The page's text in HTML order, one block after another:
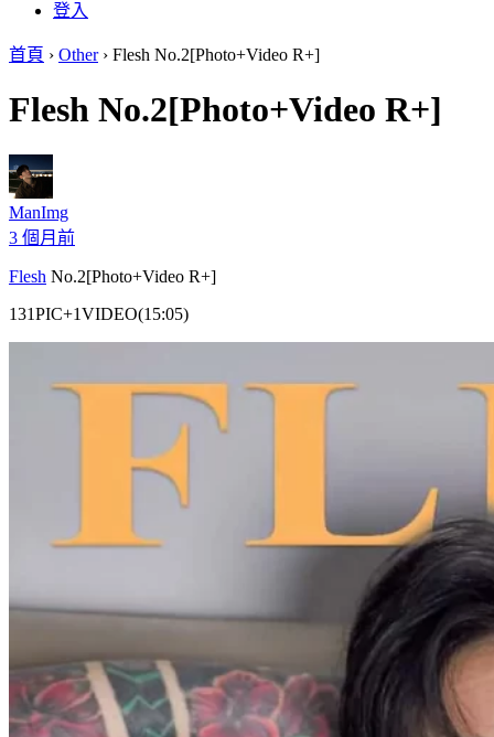
登入
首頁 › Other › Flesh No.2[Photo+Video R+]
Flesh No.2[Photo+Video R+]
ManImg
3 個月前
Flesh No.2[Photo+Video R+]
131PIC+1VIDEO(15:05)